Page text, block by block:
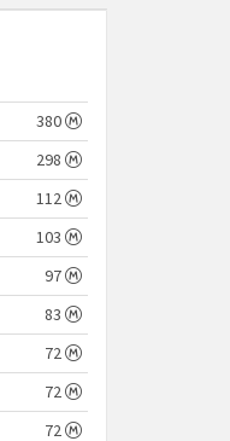
380
298
112
103
97
83
72
72
72